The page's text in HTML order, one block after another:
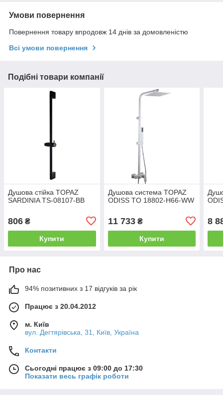
Умови повернення
Повернення товару впродовж 14 днів за домовленістю
Всі умови повернення
Подібні товари компанії
Душова стійка TOPAZ
SARDINIA TS-08107-BB
806 ₴
Купити
Душова система TOPAZ
ODISS TO 18802-H66-WW
11 733₴
Купити
8
Про нас
94% позитивних з 17 відгуків за рік
Працює з 20.04.2012
м. Київ
вул. Дегтярівська, 31, Київ, Україна
Контакти
Сьогодні працює з 09:00 до 17:30
Показати весь графік роботи